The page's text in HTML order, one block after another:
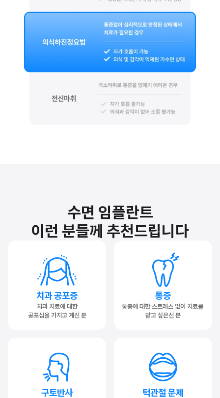
수면 임플란트
이런 분들께 추천드립니다
치과 공포증
치과 치료에 대한
공포심을 가지고 계신 분
통증
통증에 대한 스트레스 없이 치료를
받고 싶은신 분
구토반사 턱관절 문제